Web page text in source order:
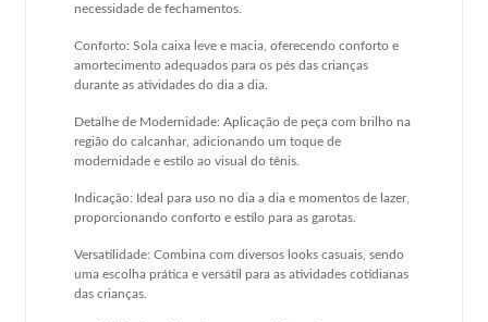
necessidade de fechamentos.
Conforto: Sola caixa leve e macia, oferecendo conforto e
amortecimento adequados para os pés das crianças
durante as atividades do dia a dia.
Detalhe de Modernidade: Aplicação de peça com brilho na
região do calcanhar, adicionando um toque de
modernidade e estilo ao visual do tênis.
Indicação: Ideal para uso no dia a dia e momentos de lazer,
proporcionando conforto e estilo para as garotas.
Versatilidade: Combina com diversos looks casuais, sendo
uma escolha prática e versátil para as atividades cotidianas
das crianças.